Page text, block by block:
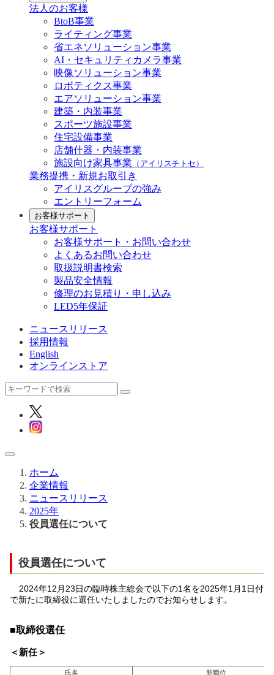
法人のお客様
BtoB事業
ライティング事業
省エネソリューション事業
AI・セキュリティカメラ事業
映像ソリューション事業
ロボティクス事業
エアソリューション事業
建築・内装事業
スポーツ施設事業
住宅設備事業
店舗什器・内装事業
施設向け家具事業 （アイリスチトセ）
業務提携・新規お取引き
アイリスグループの強み
エントリーフォーム
お客様サポート
お客様サポート
お客様サポート・お問い合わせ
よくあるお問い合わせ
取扱説明書検索
製品安全情報
修理のお見積り・申し込み
LED5年保証
ニュースリリース
採用情報
English
オンラインストア
ホーム
企業情報
ニュースリリース
2025年
役員選任について
役員選任について
2024年12月23日の臨時株主総会で以下の1名を2025年1月1日付
で新たに取締役に選任いたしましたのでお知らせします。
■取締役選任
＜新任＞
氏名 新職位